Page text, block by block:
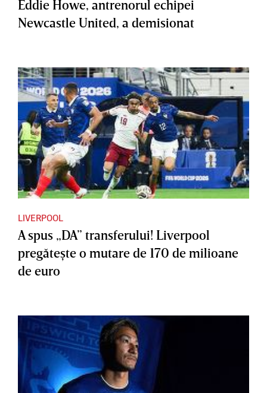
Eddie Howe, antrenorul echipei
Newcastle United, a demisionat
LIVERPOOL
A spus „DA” transferului! Liverpool
pregăteşte o mutare de 170 de milioane
de euro